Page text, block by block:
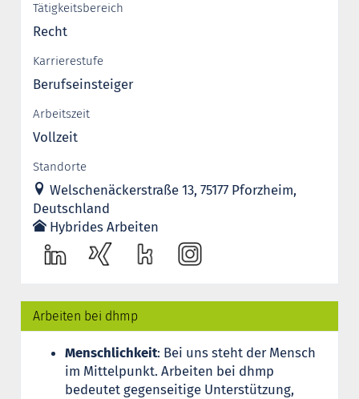
Tätigkeitsbereich
Recht
Karrierestufe
Berufseinsteiger
Arbeitszeit
Vollzeit
Standorte
Welschenäckerstraße 13, 75177 Pforzheim,
Deutschland
Hybrides Arbeiten
Arbeiten bei dhmp
Menschlichkeit: Bei uns steht der Mensch
im Mittelpunkt. Arbeiten bei dhmp
bedeutet gegenseitige Unterstützung,